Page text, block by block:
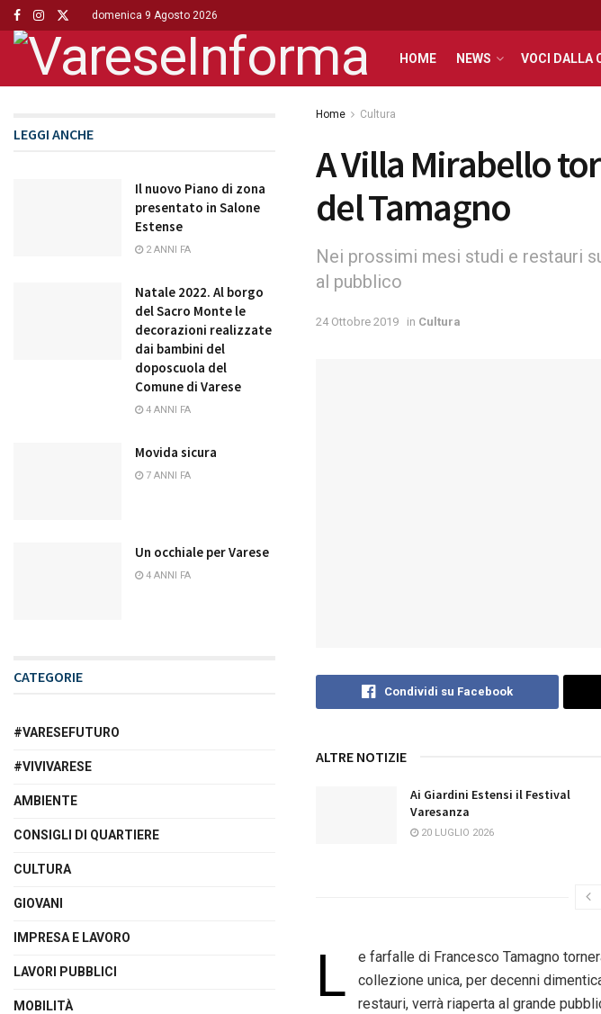
domenica 9 Agosto 2026
HOME NEWS VOCI DALLA
Home Cultura
A Villa Mirabello
del Tamagno
Nei prossimi mesi studi e restauri
al pubblico
24 Ottobre 2019 in Cultura
Condividi su Facebook
ALTRE NOTIZIE
Ai Giardini Estensi il Festival
Varesanza
20 LUGLIO 2026
L
e farfalle di Francesco Tamagno
collezione unica, per decenni
restauri, verrà riaperta al grande
LEGGI ANCHE
Il nuovo Piano di zona
presentato in Salone
Estense
2 ANNI FA
Natale 2022. Al borgo
del Sacro Monte le
decorazioni realizzate
dai bambini del
doposcuola del
Comune di Varese
4 ANNI FA
Movida sicura
7 ANNI FA
Un occhiale per Varese
4 ANNI FA
CATEGORIE
#VARESEFUTURO
#VIVIVARESE
AMBIENTE
CONSIGLI DI QUARTIERE
CULTURA
GIOVANI
IMPRESA E LAVORO
LAVORI PUBBLICI
MOBILITÀ